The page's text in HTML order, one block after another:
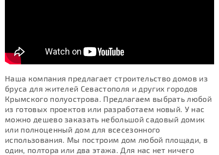
Наша компания предлагает строительство домов из
бруса для жителей Севастополя и других городов
Крымского полуострова. Предлагаем выбрать любой
из готовых проектов или разработаем новый. У нас
можно дешево заказать небольшой садовый домик
или полноценный дом для всесезонного
использования. Мы построим дом любой площади, в
один, полтора или два этажа. Для нас нет ничего